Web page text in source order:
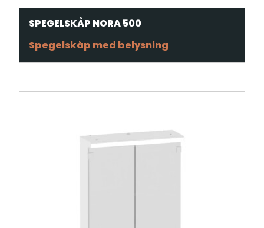
SPEGELSKÅP NORA 500
Spegelskåp med belysning